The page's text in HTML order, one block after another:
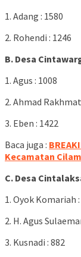
1. Adang : 1580
2. Rohendi : 1246
B. Desa
1. Agus : 1008
2. Ahmad
3. Eben : 1422
Baca juga :
Kecamatan
C. Desa
1. Oyok Komariah :
2. H. Agus
3. Kusnadi : 882